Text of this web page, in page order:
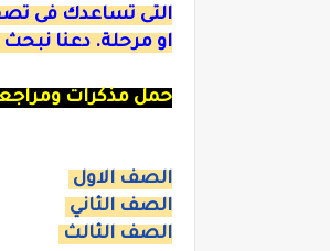
التى تساعدك فى
او مرحلة. دعنا
حمل مذكرات
الصف الاول
الصف الثاني
الصف الثالث